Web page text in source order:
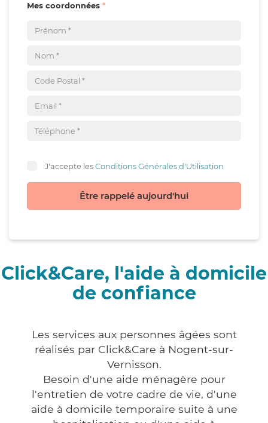
Mes coordonnées
J'accepte lesConditions Générales d'Utilisation
Être rappelé aujourd'hui
Click&Care, l'aide à domicile
de confiance
Les services aux personnes âgées sont
réalisés par Click&Care à Nogent-sur-
Vernisson.
Besoin d'une aide ménagère pour
l'entretien de votre cadre de vie, d'une
aide à domicile temporaire suite à une